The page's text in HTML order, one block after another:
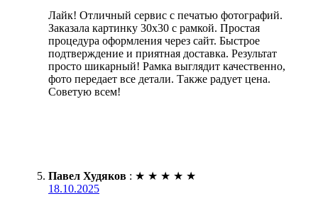
Лайк! Отличный сервис с печатью фотографий.
Заказала картинку 30х30 с рамкой. Простая
процедура оформления через сайт. Быстрое
подтверждение и приятная доставка. Результат
просто шикарный! Рамка выглядит качественно,
фото передает все детали. Также радует цена.
Советую всем!
Павел Худяков : ★ ★ ★ ★ ★
18.10.2025